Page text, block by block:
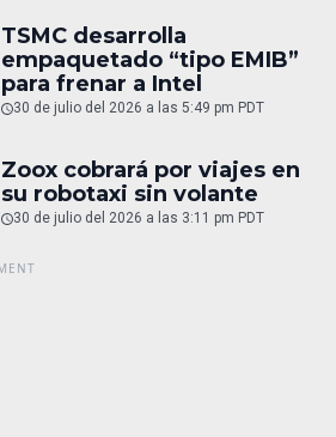
TSMC desarrolla
empaquetado “tipo EMIB”
para frenar a Intel
30 de julio del 2026 a las 5:49 pm PDT
Zoox cobrará por viajes en
su robotaxi sin volante
30 de julio del 2026 a las 3:11 pm PDT